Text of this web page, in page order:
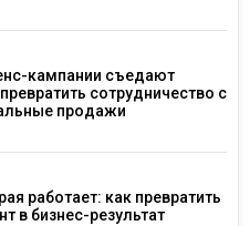
кампании съедают
сотрудничество с
продажи
работает: как превратить
в бизнес-результат